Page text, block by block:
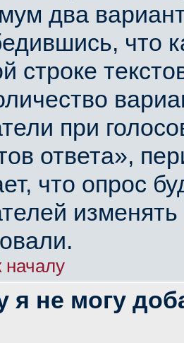
два
что
строке
при
ответа»,
что опрос
началу
я не могу